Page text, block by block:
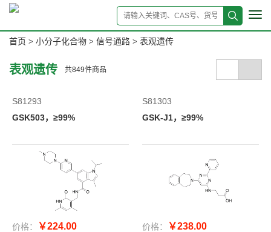
首页 > 小分子化合物 > 信号通路 > 表观遗传
表观遗传 共849件商品
S81293
GSK503，≥99%
价格： ￥224.00
S81303
GSK-J1，≥99%
价格： ￥238.00